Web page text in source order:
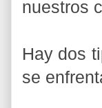
nuestros
Hay dos
se